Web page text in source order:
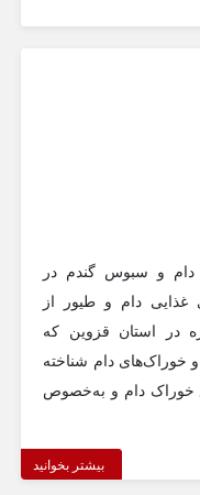
دام و سبوس گندم در
غذایی دام و طیور از
در استان قزوین که
و خوراک‌های دام شناخته
خوراک دام و به‌خصوص
بیشتر بخوانید